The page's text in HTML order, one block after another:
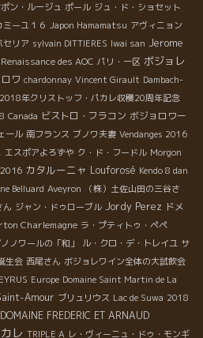
ン・ルージュ ポール ジュ・ド・ショセット
ーユ１６ Japon Hamamatsu アヴィニョン
セリア sylvain DITTIERES Iwai san Jerome
Renaissance des AOC パリ・一区 ボジョレ
ワ chardonnay Vincent Girault Dambach-
2018年クリストッフ・パカレ収穫20周年記念
Canada ビストロ・フラコン ボジョロワー
ール 南フランス ブノワ夫妻 Vendanges 2016
エスポアよろずや ク・ド・フードル Morgon
カタルーニャ Louforosé Kendo 8 dan
Belluard Aveyron
（株）土佐山田の三谷さ
ん ジャン・ドゥローブル Jordy Perez ドメ
Charlemagne ラ・プティトゥ・ペペ
ノワールの「和」 ル・クロ・デ・トレイユ サ
生会 西尾さん ボジョレワイン全体の大試飲会
Europe Domaine Saint Martin de La
Amour ブリュリウス Lac de Suwa 2018
DOMAINE FREDERIC ET ARNAUD
レ TRIPLE A レ・ヴィーニュ・ドゥ・モンギ